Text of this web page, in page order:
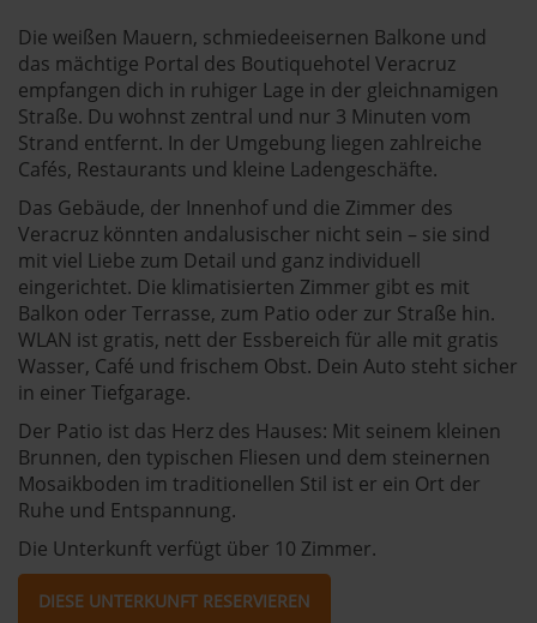
Die weißen Mauern, schmiedeeisernen Balkone und
das mächtige Portal des Boutiquehotel Veracruz
empfangen dich in ruhiger Lage in der gleichnamigen
Straße. Du wohnst zentral und nur 3 Minuten vom
Strand entfernt. In der Umgebung liegen zahlreiche
Cafés, Restaurants und kleine Ladengeschäfte.
Das Gebäude, der Innenhof und die Zimmer des
Veracruz könnten andalusischer nicht sein – sie sind
mit viel Liebe zum Detail und ganz individuell
eingerichtet. Die klimatisierten Zimmer gibt es mit
Balkon oder Terrasse, zum Patio oder zur Straße hin.
WLAN ist gratis, nett der Essbereich für alle mit gratis
Wasser, Café und frischem Obst. Dein Auto steht sicher
in einer Tiefgarage.
Der Patio ist das Herz des Hauses: Mit seinem kleinen
Brunnen, den typischen Fliesen und dem steinernen
Mosaikboden im traditionellen Stil ist er ein Ort der
Ruhe und Entspannung.
Die Unterkunft verfügt über 10 Zimmer.
DIESE UNTERKUNFT RESERVIEREN